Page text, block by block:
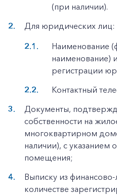
(при наличии).
Для юридических лиц:
Наименование
наименование)
регистрации
Контактный
Документы,
собственности на
многоквартирном
наличии), с
помещения;
Выписку из финансово-
количестве